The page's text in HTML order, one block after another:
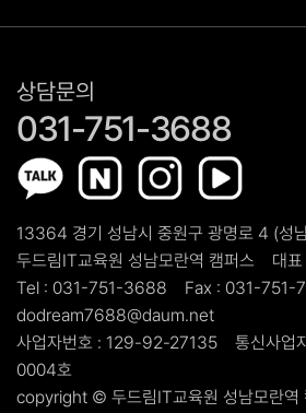
상담문의
031-751-3688
13364 경기 성남시 중원구 광명로 4 (성
두드림IT교육원 성남모란역 캠퍼스
대표
Tel : 031-751-3688 Fax : 031-751-
dodream7688@daum.net
사업자번호 : 129-92-27135 통신사업
0004호
copyright © 두드림IT교육원 성남모란역